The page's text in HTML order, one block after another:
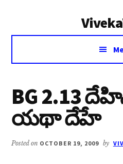
Voice
Vivekananda
BG 2.13
యథా దేహే
Posted on OCTOBER 19, 2009 by